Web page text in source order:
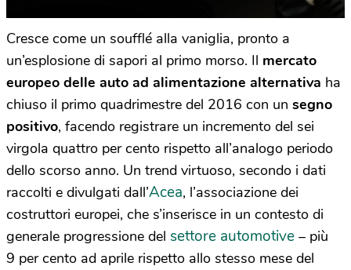
Cresce come un soufflé alla vaniglia, pronto a
un’esplosione di sapori al primo morso. Il mercato
europeo delle auto ad alimentazione alternativa ha
chiuso il primo quadrimestre del 2016 con un segno
positivo, facendo registrare un incremento del sei
virgola quattro per cento rispetto all’analogo periodo
dello scorso anno. Un trend virtuoso, secondo i dati
raccolti e divulgati dall’Acea, l’associazione dei
costruttori europei, che s’inserisce in un contesto di
generale progressione del settore automotive – più
9 per cento ad aprile rispetto allo stesso mese del